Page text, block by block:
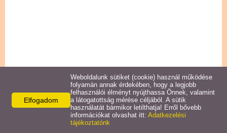
Elfogadom
Weboldalunk sütiket (cookie) használ működése
folyamán annak érdekében, hogy a legjobb
felhasználói élményt nyújthassa Önnek, valamint
a látogatottság mérése céljából. A sütik
használatát bármikor letilthatja! Erről bővebb
információkat olvashat itt: Adatkezelési
tájékoztatónk